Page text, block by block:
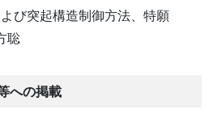
び突起構造制御方法、特願
聡
への掲載